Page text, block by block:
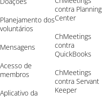
Planejamento dos
voluntários
Mensagens
Acesso de
membros
Aplicativo da
contra Planning
Center
ChMeetings
contra
QuickBooks
ChMeetings
contra Servant
Keeper